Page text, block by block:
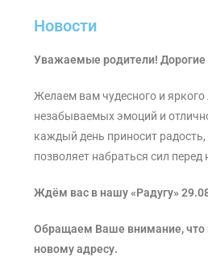
Новости
Уважаемые родители! Дорогие
Желаем вам чудесного и яркого
незабываемых эмоций и
каждый день приносит
позволяет набраться сил
Ждём вас в нашу «Радугу»
Обращаем Ваше внимание, что
новому адресу.